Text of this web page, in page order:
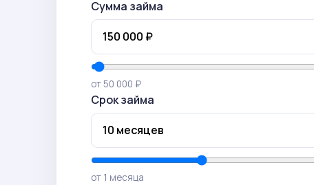
Сумма займа
от 50 000 ₽
Срок займа
от 1 месяца